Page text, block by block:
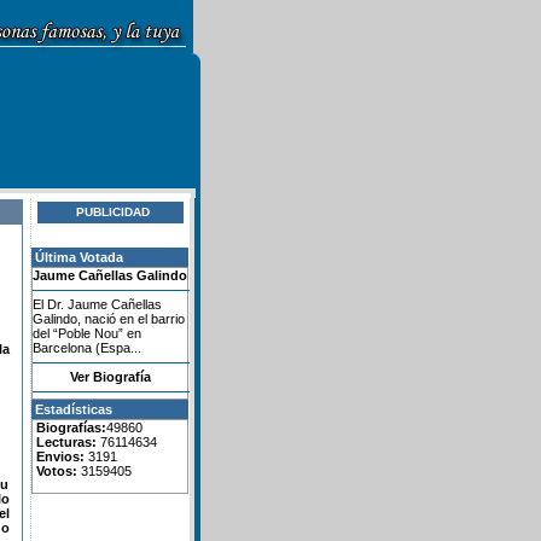
PUBLICIDAD
Última Votada
Jaume Cañellas Galindo
El Dr. Jaume Cañellas
Galindo, nació en el barrio
del “Poble Nou” en
Barcelona (Espa...
Ver Biografía
Estadísticas
Biografías:49860
Lecturas: 76114634
Envios: 3191
Votos: 3159405